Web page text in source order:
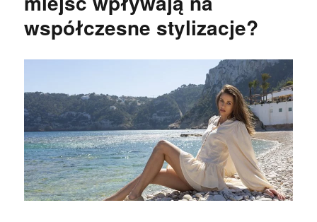
współczesne stylizacje?